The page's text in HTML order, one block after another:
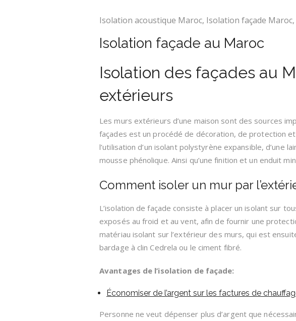
Isolation acoustique Maroc, Isolation façade Maroc,
Isolation façade au Maroc
Isolation des façades au
extérieurs
Les murs extérieurs d’une maison sont des sources
façades est un procédé de décoration, de protection et
l’utilisation d’un isolant polystyrène expansible, d’une
mousse phénolique. Ainsi qu’une finition et un enduit
Comment isoler un mur par
L’isolation de façade consiste à placer un isolant sur
exposés au froid et au vent, afin de fournir une
matériau isolant sur l’extérieur des murs, qui est
bardage à clin Cedrela ou le ciment fibré.
Avantages de l’isolation de façade:
Économiser de l’argent sur les factures de
Personne ne veut dépenser plus d’argent que